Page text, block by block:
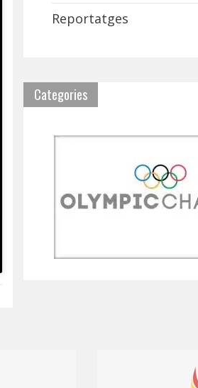
Reportatges
Categories